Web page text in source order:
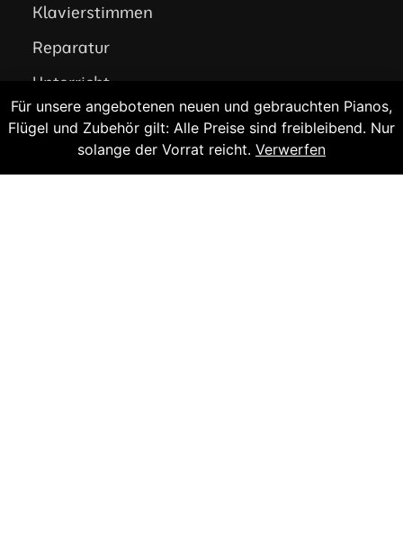
Klavierstimmen
Reparatur
Unterricht
Andere Leistungen
Klavier stimmen?
Für unsere angebotenen neuen und gebrauchten Pianos,
Flügel und Zubehör gilt: Alle Preise sind freibleibend. Nur
solange der Vorrat reicht. Verwerfen